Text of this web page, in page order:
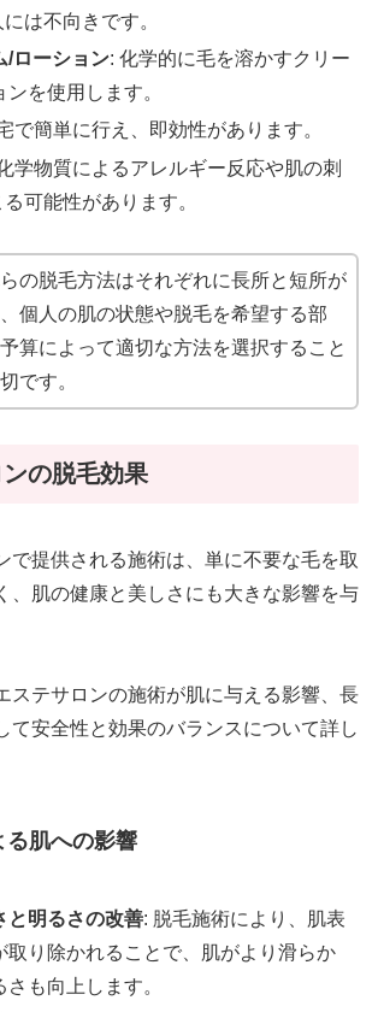
は不向きです。
/ローション: 化学的に毛を溶かすクリー
ンを使用します。
で簡単に行え、即効性があります。
学物質によるアレルギー反応や肌の刺
可能性があります。
の脱毛方法はそれぞれに長所と短所が
個人の肌の状態や脱毛を希望する部
算によって適切な方法を選択すること
です。
の脱毛効果
で提供される施術は、単に不要な毛を取
、肌の健康と美しさにも大きな影響を与
ステサロンの施術が肌に与える影響、長
て安全性と効果のバランスについて詳し
る肌への影響
と明るさの改善: 脱毛施術により、肌表
取り除かれることで、肌がより滑らか
も向上します。